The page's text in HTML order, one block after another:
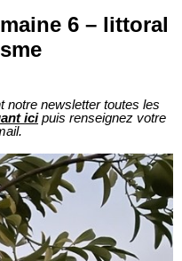
6 – littoral
notre newsletter toutes les
icipuis renseignez votre